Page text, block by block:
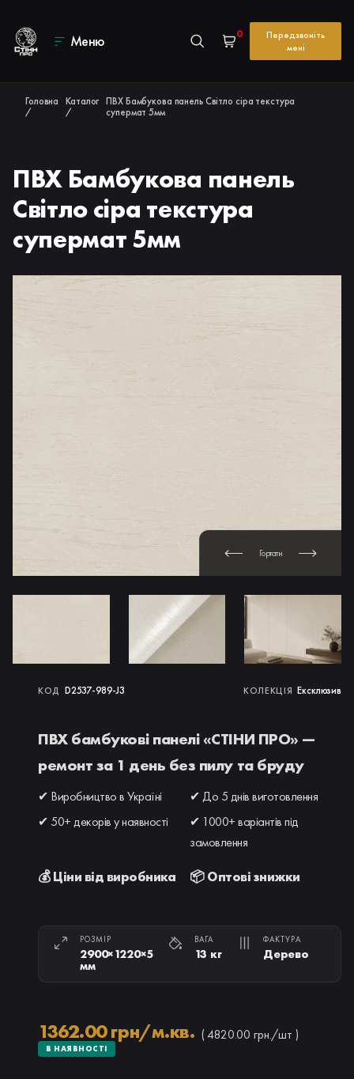
Меню 0
Передзвоніть
мені
Головна
/
Каталог
/
ПВХ Бамбукова панель Світло сіра текстура
супермат 5мм
ПВХ Бамбукова панель
Світло сіра текстура
супермат 5мм
Гортати
КОД D2537-989-J3 КОЛЕКЦІЯ Ексклюзив
ПВХ бамбукові панелі «СТІНИ ПРО» —
ремонт за 1 день без пилу та бруду
✔ Виробництво в Україні
✔ До 5 днів виготовлення
✔ 50+ декорів у наявності
✔ 1000+ варіантів під
замовлення
💰 Ціни від виробника 📦 Оптові знижки
РОЗМІР
2900×1220×5
мм
ВАГА
13 кг
ФАКТУРА
Дерево
1362.00 грн/м.кв. ( 4820.00 грн./шт )
В НАЯВНОСТІ